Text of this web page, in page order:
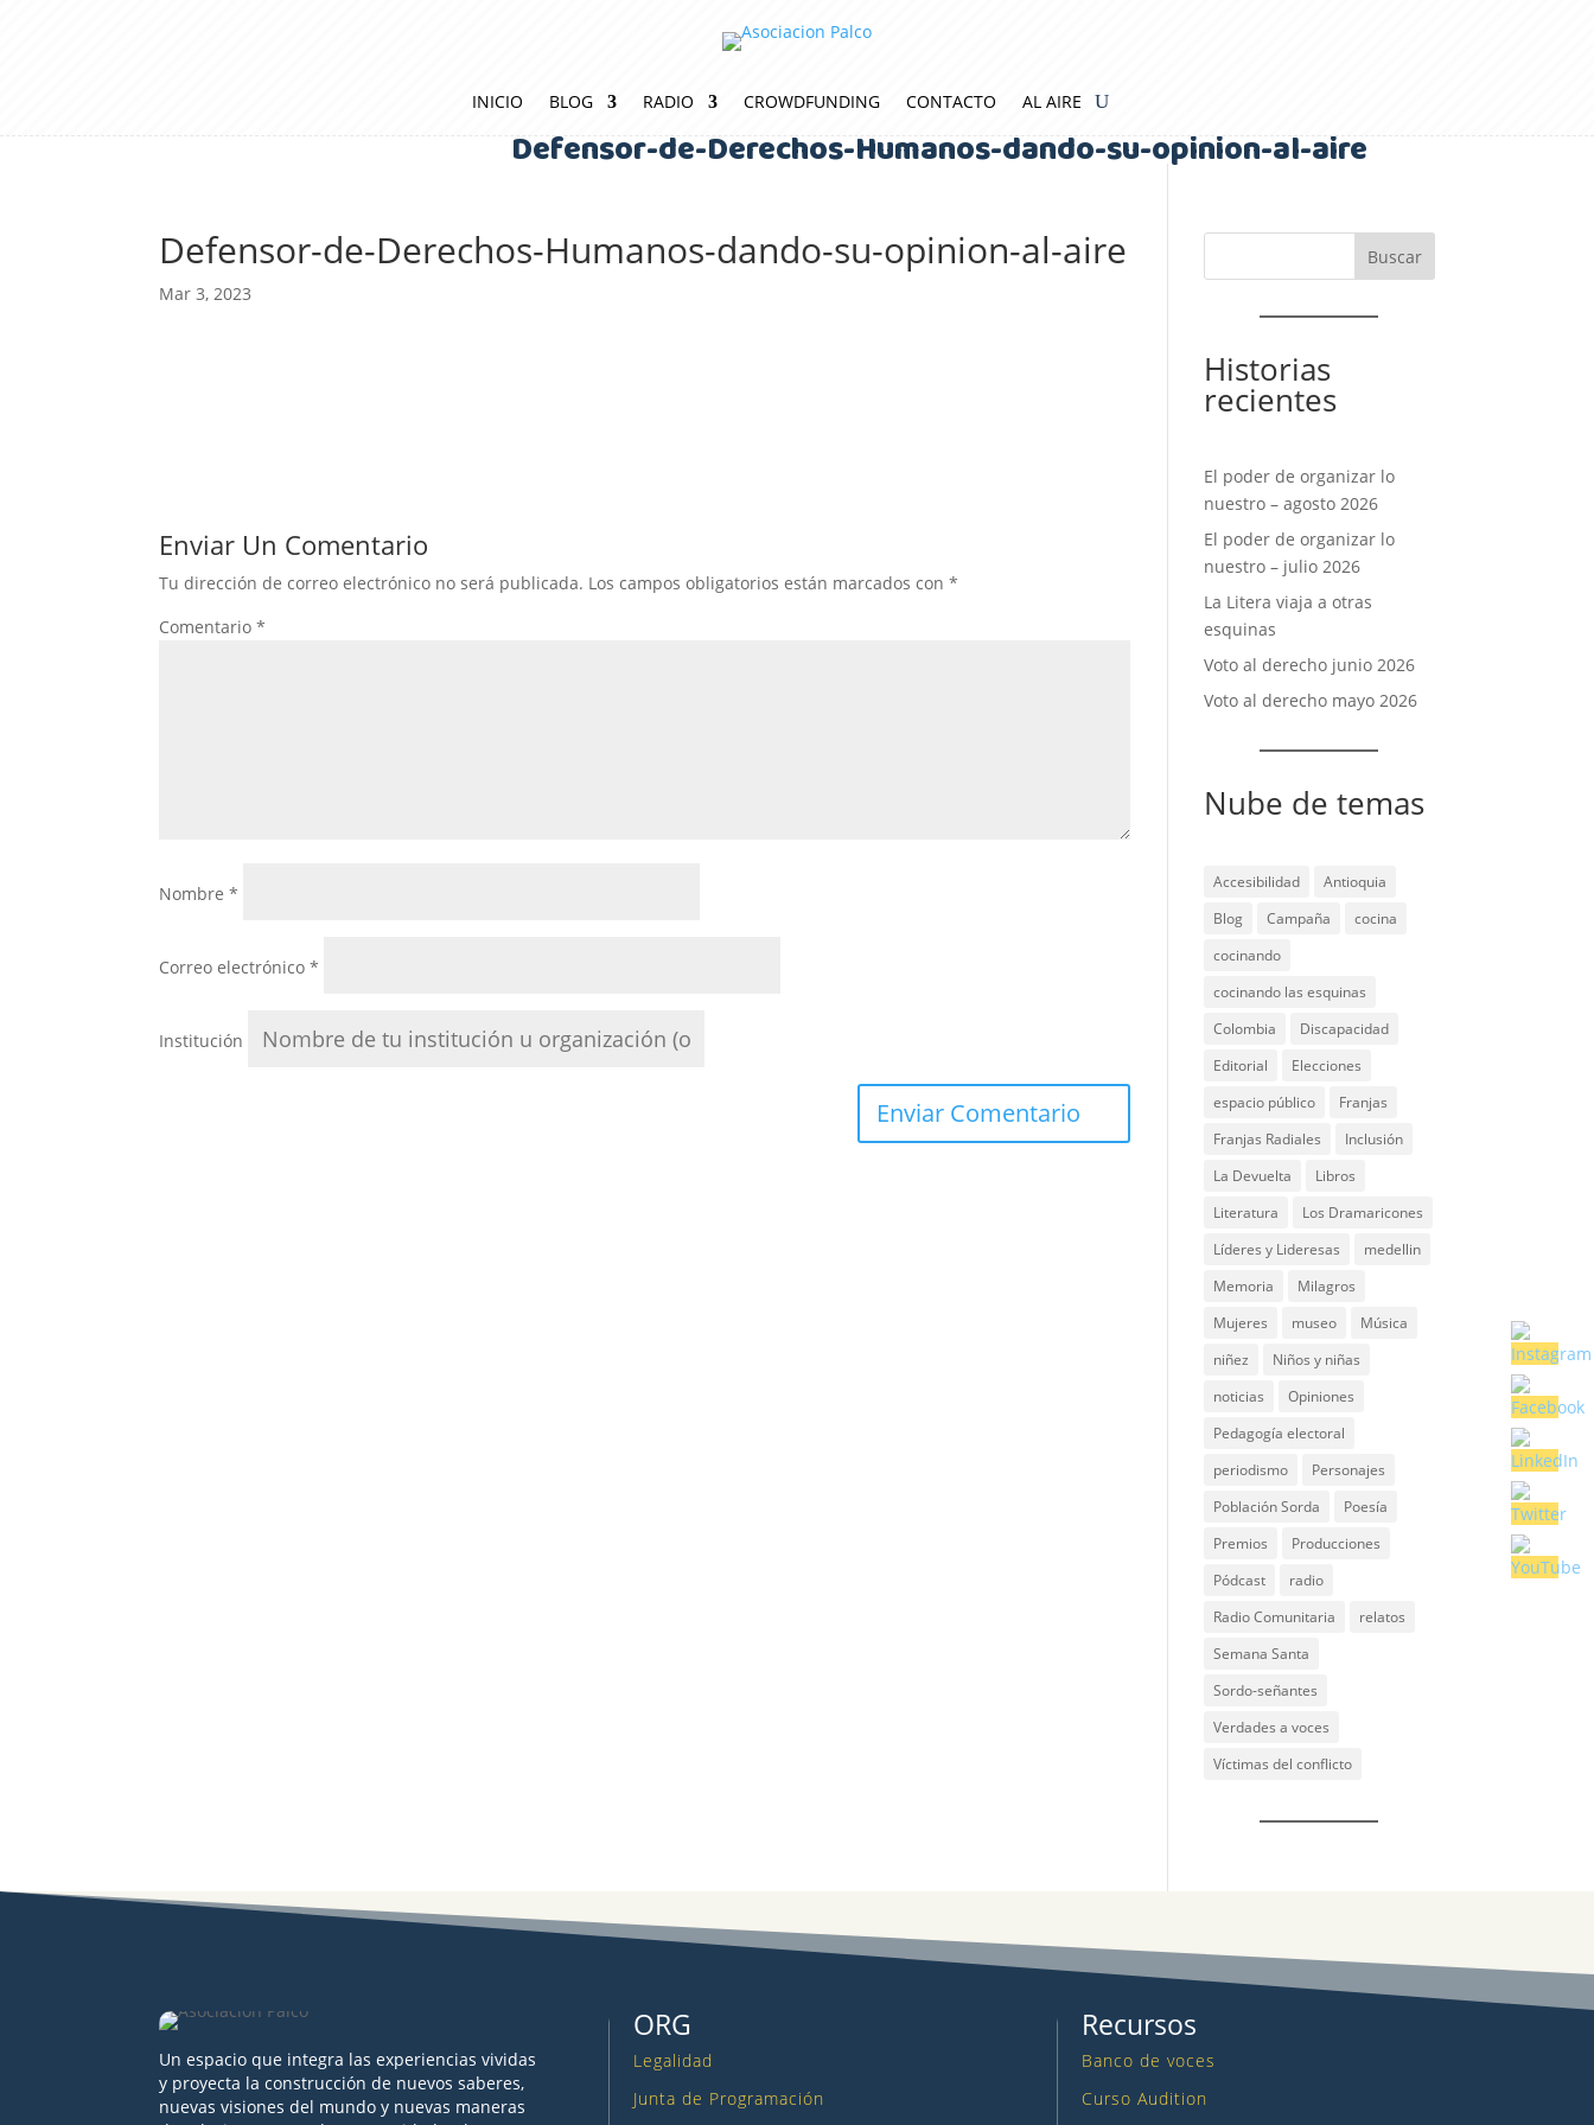
INICIO BLOG RADIO CROWDFUNDING CONTACTO AL AIRE
Defensor-de-Derechos-Humanos-dando-su-opinion-al-aire
Defensor-de-Derechos-Humanos-dando-su-opinion-al-aire
Mar 3, 2023
Enviar Un Comentario
Tu dirección de correo electrónico no será publicada. Los campos obligatorios están marcados con*
Comentario*
Nombre*
Correo electrónico*
Institución
Historias
recientes
El poder de organizar lo
nuestro – agosto 2026
El poder de organizar lo
nuestro – julio 2026
La Litera viaja a otras
esquinas
Voto al derecho junio 2026
Voto al derecho mayo 2026
Nube de temas
Accesibilidad
Antioquia
Blog
Campaña
cocina
cocinando
cocinando las esquinas
Colombia
Discapacidad
Editorial
Elecciones
espacio público
Franjas
Franjas Radiales
Inclusión
La Devuelta
Libros
Literatura
Los Dramaricones
Líderes y Lideresas
medellin
Memoria
Milagros
Mujeres
museo
Música
niñez
Niños y niñas
noticias
Opiniones
Pedagogía electoral
periodismo
Personajes
Población Sorda
Poesía
Premios
Producciones
Pódcast
radio
Radio Comunitaria
relatos
Semana Santa
Sordo-señantes
Verdades a voces
Víctimas del conflicto
Un espacio que integra las experiencias vividas
y proyecta la construcción de nuevos saberes,
nuevas visiones del mundo y nuevas maneras
ORG
Legalidad
Junta de Programación
Recursos
Banco de voces
Curso Audition